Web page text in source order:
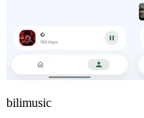
bilimusic